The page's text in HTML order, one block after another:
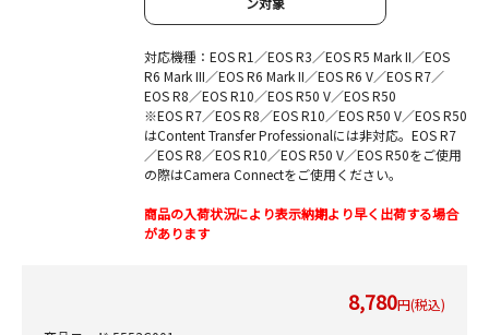
対応機種：EOS R1／EOS R3／EOS R5 Mark II／EOS
R6 Mark III／EOS R6 Mark II／EOS R6 V／EOS R7／
EOS R8／EOS R10／EOS R50 V／EOS R50
※EOS R7／EOS R8／EOS R10／EOS R50 V／EOS R50
はContent Transfer Professionalには非対応。EOS R7
／EOS R8／EOS R10／EOS R50 V／EOS R50をご使用
の際はCamera Connectをご使用ください。
商品の入荷状況により表示納期より早く出荷する場合
があります
8,780円(税込)